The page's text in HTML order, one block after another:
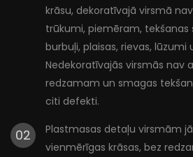
krāsu, dekoratīvajā virsmā
trūkumi, piemēram, tekšanas
burbuļi, plaisas, rievas, lūzumi
Nedekoratīvajās virsmās nav
redzamam un smagas
citi defekti.
02
Plastmasas detaļu virsmām
vienmērīgas krāsas, bez